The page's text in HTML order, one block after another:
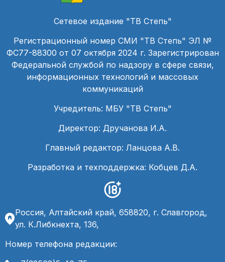
Сетевое издание "ТВ Степь"
Регистрационный номер СМИ "ТВ Степь" ЭЛ №
ФС77-88300 от 07 октября 2024 г. Зарегистрирован
Федеральной службой по надзору в сфере связи,
информационных технологий и массовых
коммуникаций
Учредитель: МБУ "ТВ Степь"
Директор: Дручанова И.А.
Главный редактор: Ланцова А.В.
Разработка и техподдержка: Кобцев Д.А.
Россия, Алтайский край, 658820, г. Славгород,
ул. К.Либкнехта, 136,
Номер телефона редакции: